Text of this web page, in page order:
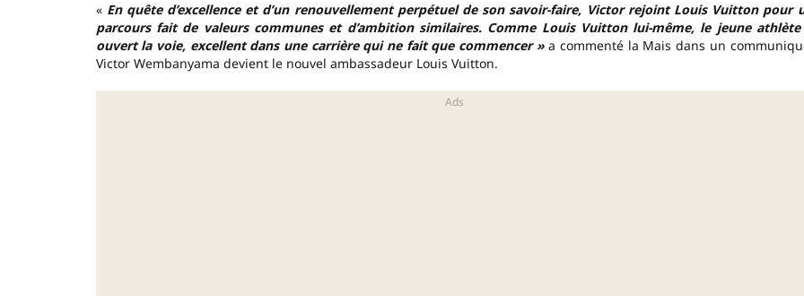
« En quête d’excellence et d’un renouvellement perpétuel de son savoir-faire, Victor rejoint Louis Vuitton pour
parcours fait de valeurs communes et d’ambition similaires. Comme Louis Vuitton lui-même, le jeune
ouvert la voie, excellent dans une carrière qui ne fait que commencer » a commenté la Mais dans un
Victor Wembanyama devient le nouvel ambassadeur Louis Vuitton.